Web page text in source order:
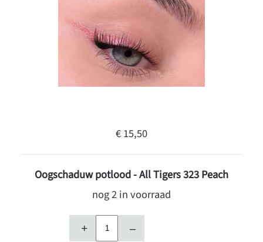
€ 15,50
Oogschaduw potlood - All Tigers 323 Peach
nog 2 in voorraad
+ –